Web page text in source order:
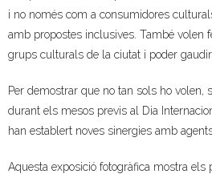
i no només com a consumidores
amb propostes inclusives. També volen
grups culturals de la ciutat i poder
Per demostrar que no tan sols ho volen,
durant els mesos previs al Dia
han establert noves sinergies amb
Aquesta exposició fotogràfica mostra els